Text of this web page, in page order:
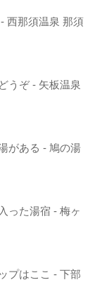
西那須温泉 那須
うぞ - 矢板温泉
がある - 鳩の湯
った湯宿 - 梅ヶ
プはここ - 下部